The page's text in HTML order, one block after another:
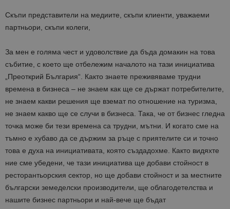
Скъпи представители на медиите, скъпи клиенти, уважаеми
партньори, скъпи колеги,
За мен е голяма чест и удоволствие да бъда домакин на това
събитие, с което ще отбележим началото на тази инициатива
„Преоткрий България“. Както знаете преживяваме трудни
времена в бизнеса – не знаем как ще се държат потребителите,
не знаем какви решения ще вземат по отношение на туризма,
не знаем какво ще се случи в бизнеса. Така, че от бизнес гледна
точка може би тези времена са трудни, мътни. И когато сме на
тъмно е хубаво да се държим за ръце с приятелите си и точно
това е духа на инициативата, която създадохме. Както видяхте
ние сме убедени, че тази инициатива ще добави стойност в
ресторантьорския сектор, но ще добави стойност и за местните
български земеделски производители, ще облагодетелства и
нашите бизнес партньори и най-вече ще бъдат